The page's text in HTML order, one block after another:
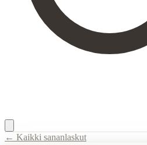
← Kaikki sananlaskut